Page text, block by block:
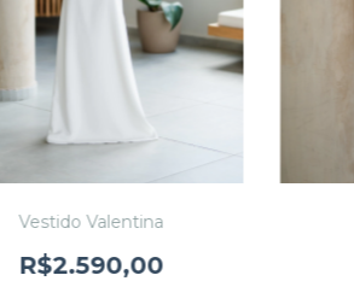
Vestido Valentina
R$2.590,00